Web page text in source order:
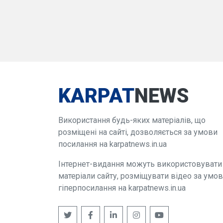
KARPATNEWS
Використання будь-яких матеріалів, що
розміщені на сайті, дозволяється за умови
посилання на karpatnews.in.ua
Інтернет-видання можуть використовувати
матеріали сайту, розміщувати відео за
гіперпосилання на karpatnews.in.ua